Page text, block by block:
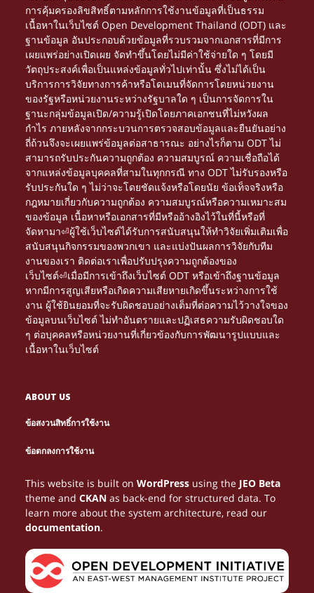
การคุ้มครองลิขสิทธิ์ตามหลักการใช้งานข้อมูลที่เป็นธรรม
เนื้อหาในเว็บไซต์ Open Development Thailand (ODT) และ
ฐานข้อมูล อันประกอบด้วยข้อมูลที่รวบรวมจากเอกสารที่มีการ
เผยแพร่อย่างเปิดเผย จัดทำขึ้นโดยไม่มีค่าใช้จ่ายใด ๆ โดยมี
วัตถุประสงค์เพื่อเป็นแหล่งข้อมูลทั่วไปเท่านั้น ซึ่งไม่ได้เป็น
บริการการวิจัยทางการค้าหรือโดเมนที่จัดการโดยหน่วยงาน
ของรัฐหรือหน่วยงานระหว่างรัฐบาลใด ๆ เป็นการจัดการใน
ฐานะกลุ่มข้อมูลเปิด/ความรู้เปิดโดยภาคเอกชนที่ไม่หวังผล
กำไร ภายหลังจากกระบวนการตรวจสอบข้อมูลและยืนยันอย่าง
ถี่ถ้วนจึงจะเผยแพร่ข้อมูลต่อสาธารณะ อย่างไรก็ตาม ODT ไม่
สามารถรับประกันความถูกต้อง ความสมบูรณ์ ความเชื่อถือได้
จากแหล่งข้อมูลบุคคลที่สามในทุกกรณี ทาง ODT ไม่รับรองหรือ
รับประกันใด ๆ ไม่ว่าจะโดยชัดแจ้งหรือโดยนัย ข้อเท็จจริงหรือ
กฎหมายเกี่ยวกับความถูกต้อง ความสมบูรณ์หรือความเหมาะสม
ของข้อมูล เนื้อหาหรือเอกสารที่มีหรืออ้างอิงไว้ในที่นี้หรือที่
จัดหามา⏎ผู้ใช้เว็บไซต์ได้รับการสนับสนุนให้ทำวิจัยเพิ่มเติมเพื่อ
สนับสนุนกิจกรรมของพวกเขา และแบ่งปันผลการวิจัยกับทีม
งานของเรา ติดต่อเราเพื่อปรับปรุงความถูกต้องของ
เว็บไซต์⏎เมื่อมีการเข้าถึงเว็บไซต์ ODT หรือเข้าถึงฐานข้อมูล
หากมีการสูญเสียหรือเกิดความเสียหายเกิดขึ้นระหว่างการใช้
งาน ผู้ใช้ยินยอมที่จะรับผิดชอบอย่างเต็มที่ต่อความไว้วางใจของ
ข้อมูลบนเว็บไซต์ ไม่ทำอันตรายและปฏิเสธความรับผิดชอบใด
ๆ ต่อบุคคลหรือหน่วยงานที่เกี่ยวข้องกับการพัฒนารูปแบบและ
เนื้อหาในเว็บไซต์
ABOUT US
ข้อสงวนสิทธิ์การใช้งาน
NETTIKASINOTtarjoavat loistavia mahdollisuuksia
voi muuttua viihteestä lisätuloksi.
από τοHTTPS://NEWONLINECASINOS-GR.COM/
και να αυξήσεις τα πιθανά σου κέρδη.
grâce au
aide à maximiser les bénéfices potentiels.
ข้อตกลงการใช้งาน
BOHATSTVÍ. NAVŠTIVTE LIZAROa užijte si vzrušující
hry a bezpečné výplaty. Udělejte první krok k velkým
výhrám ještě dnes!
КАЗИНОв которых легко ориентироваться, и
олимп казино соответствует такому ожиданию.
BETGR8has it all!
high odds, exclusive promotions and a clear
platform.
mutta gambling peleistäPLINKOon erityisen
suosittu. Pelaajat pitävät sen helppoudesta ja
jännittävästä mahdollisuudesta kasvattaa tuloja
növekszik. Az online gaming egyik legnépszerűbb
formája az ONLINE CASINO , ahol a játékosok
biztonságos környezetben próbálhatják ki
becomes more rewarding with strategic play. Many
explore SWEET BONANZA to understand the best
methods for earning money while enjoying safe,
to online gaming, where convenience and winning
opportunities expand daily. Using trusted resources
likeHTTPS://BELGIQUE-CASINOS.BE/
turning fun gambling sessions into possible
earnings.
At our online casino, you can win money from the
PLINKOS.HU
moment you join. Play thrilling games,
unlock bonus features, and hit that jackpot. It’s all
Choose from hundreds of games like roulette or
poker. Use promotions to your advantage. Manage
yourHTTPS://PARHAATUUDETNETTIKASINOT.FI/
websites. Keep emotions out of it. Gambling success
depends on consistency and control. It’s
at our online casino, grab
HTTPS://CHICKENROADPLAY.ONLINE/your no deposit
free spins, and go for the jackpot. Experience
winning money today!
This website is built onWordPress using the JEO Beta
theme andCKAN as back-end for structured data. To
learn more about the system architecture, read our
documentation.